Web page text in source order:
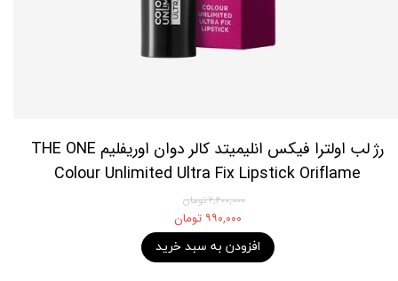
رژ لب اولترا فیکس انلیمیتد کالر دوان اوریفلیم THE ONE
Colour Unlimited Ultra Fix Lipstick Oriflame
۲,۲۰۰,۰۰۰ تومان
۹۹۰,۰۰۰ تومان
افزودن به سبد خرید